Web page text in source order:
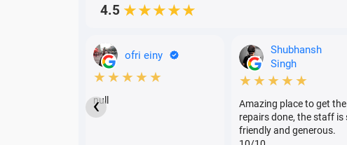
4.5 ★★★★★
ofri einy
★★★★★
null
Shubhansh
Singh
★★★★★
Amazing place to get the
repairs done, the staff is
friendly and generous.
‹